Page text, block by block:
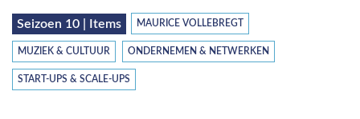
Seizoen 10 | Items MAURICE VOLLEBREGT
MUZIEK & CULTUUR ONDERNEMEN & NETWERKEN
START-UPS & SCALE-UPS